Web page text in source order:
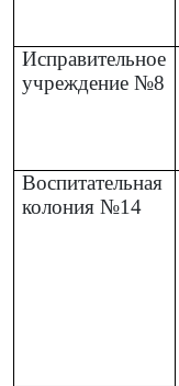
Исправительное
учреждение №8
Воспитательная
колония №14